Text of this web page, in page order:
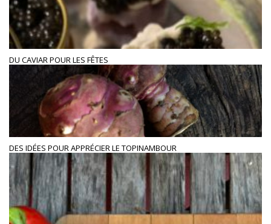
DU CAVIAR POUR LES FÊTES
DES IDÉES POUR APPRÉCIER LE TOPINAMBOUR